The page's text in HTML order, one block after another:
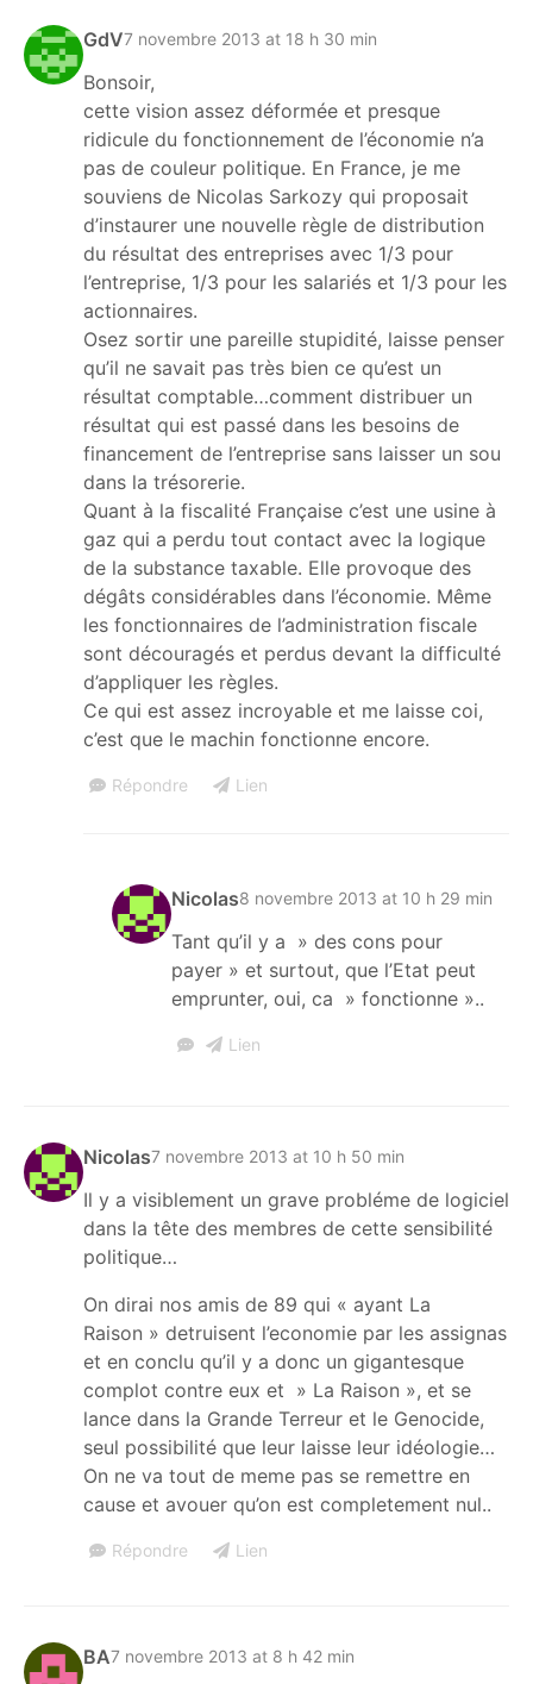
GdV7 novembre 2013 at 18 h 30 min
Bonsoir,
cette vision assez déformée et presque
ridicule du fonctionnement de l’économie n’a
pas de couleur politique. En France, je me
souviens de Nicolas Sarkozy qui proposait
d’instaurer une nouvelle règle de distribution
du résultat des entreprises avec 1/3 pour
l’entreprise, 1/3 pour les salariés et 1/3 pour les
actionnaires.
Osez sortir une pareille stupidité, laisse penser
qu’il ne savait pas très bien ce qu’est un
résultat comptable…comment distribuer un
résultat qui est passé dans les besoins de
financement de l’entreprise sans laisser un sou
dans la trésorerie.
Quant à la fiscalité Française c’est une usine à
gaz qui a perdu tout contact avec la logique
de la substance taxable. Elle provoque des
dégâts considérables dans l’économie. Même
les fonctionnaires de l’administration fiscale
sont découragés et perdus devant la difficulté
d’appliquer les règles.
Ce qui est assez incroyable et me laisse coi,
c’est que le machin fonctionne encore.
Répondre Lien
Nicolas8 novembre 2013 at 10 h 29 min
Tant qu’il y a » des cons pour
payer » et surtout, que l’Etat peut
emprunter, oui, ca » fonctionne »..
Lien
Nicolas7 novembre 2013 at 10 h 50 min
Il y a visiblement un grave probléme de logiciel
dans la tête des membres de cette sensibilité
politique…
On dirai nos amis de 89 qui « ayant La
Raison » detruisent l’economie par les assignas
et en conclu qu’il y a donc un gigantesque
complot contre eux et » La Raison », et se
lance dans la Grande Terreur et le Genocide,
seul possibilité que leur laisse leur idéologie…
On ne va tout de meme pas se remettre en
cause et avouer qu’on est completement nul..
Répondre Lien
BA7 novembre 2013 at 8 h 42 min